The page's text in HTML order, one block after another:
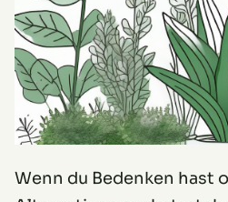
Wenn du Bedenken hast